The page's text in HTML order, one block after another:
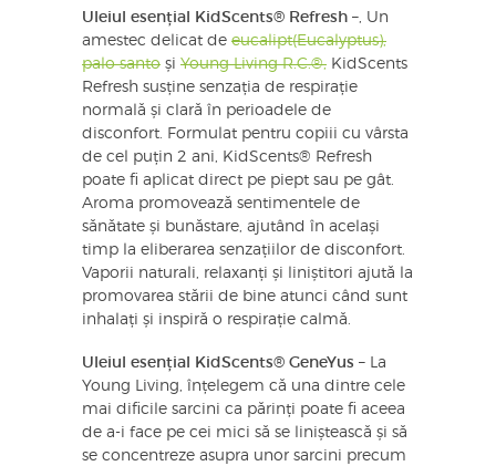
Uleiul esențial KidScents® Refresh –, Un
amestec delicat de eucalipt(Eucalyptus),
palo santo și Young Living R.C.®, KidScents
Refresh susține senzația de respirație
normală și clară în perioadele de
disconfort. Formulat pentru copiii cu vârsta
de cel puțin 2 ani, KidScents® Refresh
poate fi aplicat direct pe piept sau pe gât.
Aroma promovează sentimentele de
sănătate și bunăstare, ajutând în același
timp la eliberarea senzațiilor de disconfort.
Vaporii naturali, relaxanți și liniștitori ajută la
promovarea stării de bine atunci când sunt
inhalați și inspiră o respirație calmă.
Uleiul esențial KidScents® GeneYus – La
Young Living, înțelegem că una dintre cele
mai dificile sarcini ca părinți poate fi aceea
de a-i face pe cei mici să se liniștească și să
se concentreze asupra unor sarcini precum